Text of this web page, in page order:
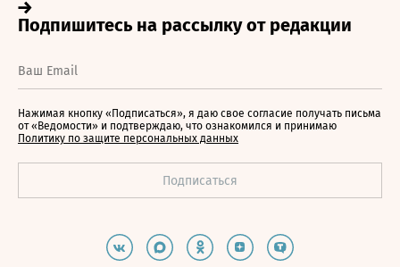
Нажимая кнопку «Подписаться», я даю свое согласие получать письма
от «Ведомости» и подтверждаю, что ознакомился и принимаю
Политику по защите персональных данных